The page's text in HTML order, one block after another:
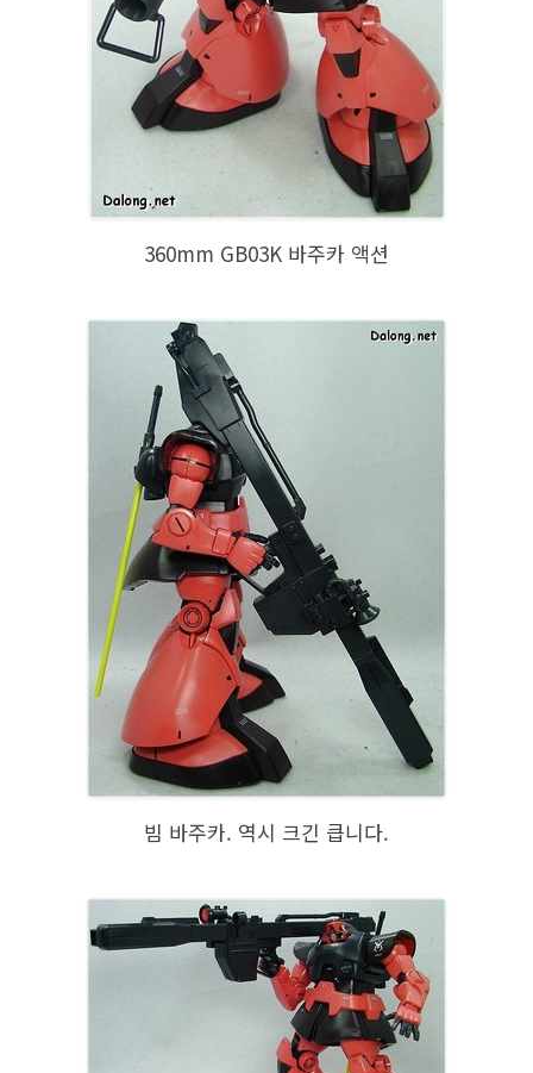
360mm GB03K 바주카 액션
빔 바주카. 역시 크긴 큽니다.